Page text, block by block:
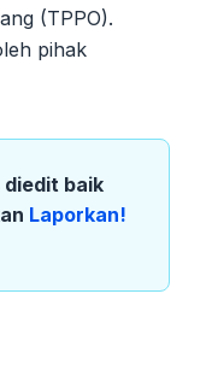
(TPPO).
pihak
baik
Laporkan!